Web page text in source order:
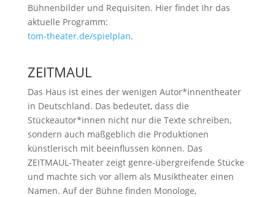
Bühnenbilder und Requisiten. Hier findet Ihr das
aktuelle Programm:
tom-theater.de/spielplan.
ZEITMAUL
Das Haus ist eines der wenigen Autor*innentheater
in Deutschland. Das bedeutet, dass die
Stückeautor*innen nicht nur die Texte schreiben,
sondern auch maßgeblich die Produktionen
künstlerisch mit beeinflussen können. Das
ZEITMAUL-Theater zeigt genre-übergreifende Stücke
und machte sich vor allem als Musiktheater einen
Namen. Auf der Bühne finden Monologe,